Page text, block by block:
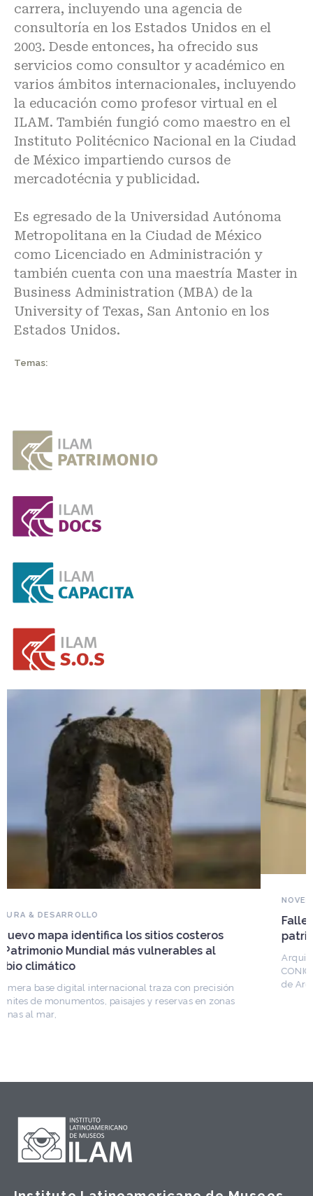
carrera, incluyendo una agencia de
consultoría en los Estados Unidos en el
2003. Desde entonces, ha ofrecido sus
servicios como consultor y académico en
varios ámbitos internacionales, incluyendo
la educación como profesor virtual en el
ILAM. También fungió como maestro en el
Instituto Politécnico Nacional en la Ciudad
de México impartiendo cursos de
mercadotécnia y publicidad.
Es egresado de la Universidad Autónoma
Metropolitana en la Ciudad de México
como Licenciado en Administración y
también cuenta con una maestría Master in
Business Administration (MBA) de la
University of Texas, San Antonio en los
Estados Unidos.
Temas:
Falleció Ramón Gutiérrez, guardián del
patrimonio iberoamericano
Arquitecto, historiador e Investigador Superior del
CONICET, fundó el CEDODAL e impulsó los Seminarios
de Arquitectura Latinoamericana. Publicó más de